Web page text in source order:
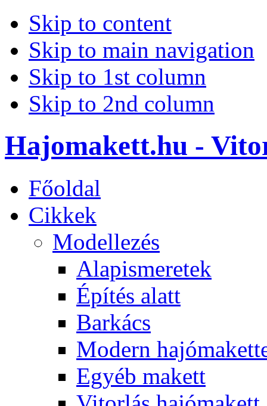
Skip to content
Skip to main navigation
Skip to 1st column
Skip to 2nd column
Hajomakett.hu -
Főoldal
Cikkek
Modellezés
Alapismeretek
Építés alatt
Barkács
Modern
Egyéb makett